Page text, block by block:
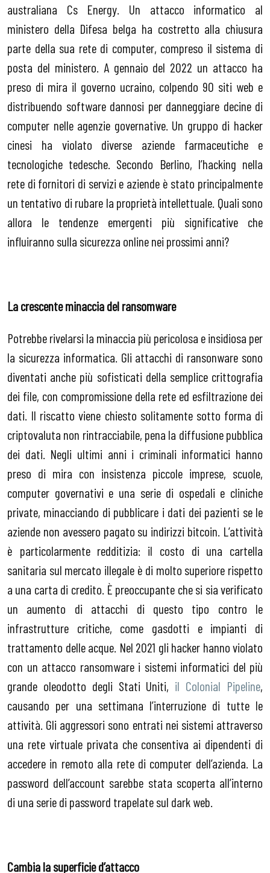
australiana Cs Energy. Un attacco informatico al
ministero della Difesa belga ha costretto alla chiusura
parte della sua rete di computer, compreso il sistema di
posta del ministero. A gennaio del 2022 un attacco ha
preso di mira il governo ucraino, colpendo 90 siti web e
distribuendo software dannosi per danneggiare decine di
computer nelle agenzie governative. Un gruppo di hacker
cinesi ha violato diverse aziende farmaceutiche e
tecnologiche tedesche. Secondo Berlino, l’hacking nella
rete di fornitori di servizi e aziende è stato principalmente
un tentativo di rubare la proprietà intellettuale. Quali sono
allora le tendenze emergenti più significative che
influiranno sulla sicurezza online nei prossimi anni?
La crescente minaccia del ransomware
Potrebbe rivelarsi la minaccia più pericolosa e insidiosa per
la sicurezza informatica. Gli attacchi di ransonware sono
diventati anche più sofisticati della semplice crittografia
dei file, con compromissione della rete ed esfiltrazione dei
dati. Il riscatto viene chiesto solitamente sotto forma di
criptovaluta non rintracciabile, pena la diffusione pubblica
dei dati. Negli ultimi anni i criminali informatici hanno
preso di mira con insistenza piccole imprese, scuole,
computer governativi e una serie di ospedali e cliniche
private, minacciando di pubblicare i dati dei pazienti se le
aziende non avessero pagato su indirizzi bitcoin. L’attività
è particolarmente redditizia: il costo di una cartella
sanitaria sul mercato illegale è di molto superiore rispetto
a una carta di credito. È preoccupante che si sia verificato
un aumento di attacchi di questo tipo contro le
infrastrutture critiche, come gasdotti e impianti di
trattamento delle acque. Nel 2021 gli hacker hanno violato
con un attacco ransomware i sistemi informatici del più
grande oleodotto degli Stati Uniti, il Colonial Pipeline,
causando per una settimana l’interruzione di tutte le
attività. Gli aggressori sono entrati nei sistemi attraverso
una rete virtuale privata che consentiva ai dipendenti di
accedere in remoto alla rete di computer dell’azienda. La
password dell’account sarebbe stata scoperta all’interno
di una serie di password trapelate sul dark web.
Cambia la superficie d’attacco